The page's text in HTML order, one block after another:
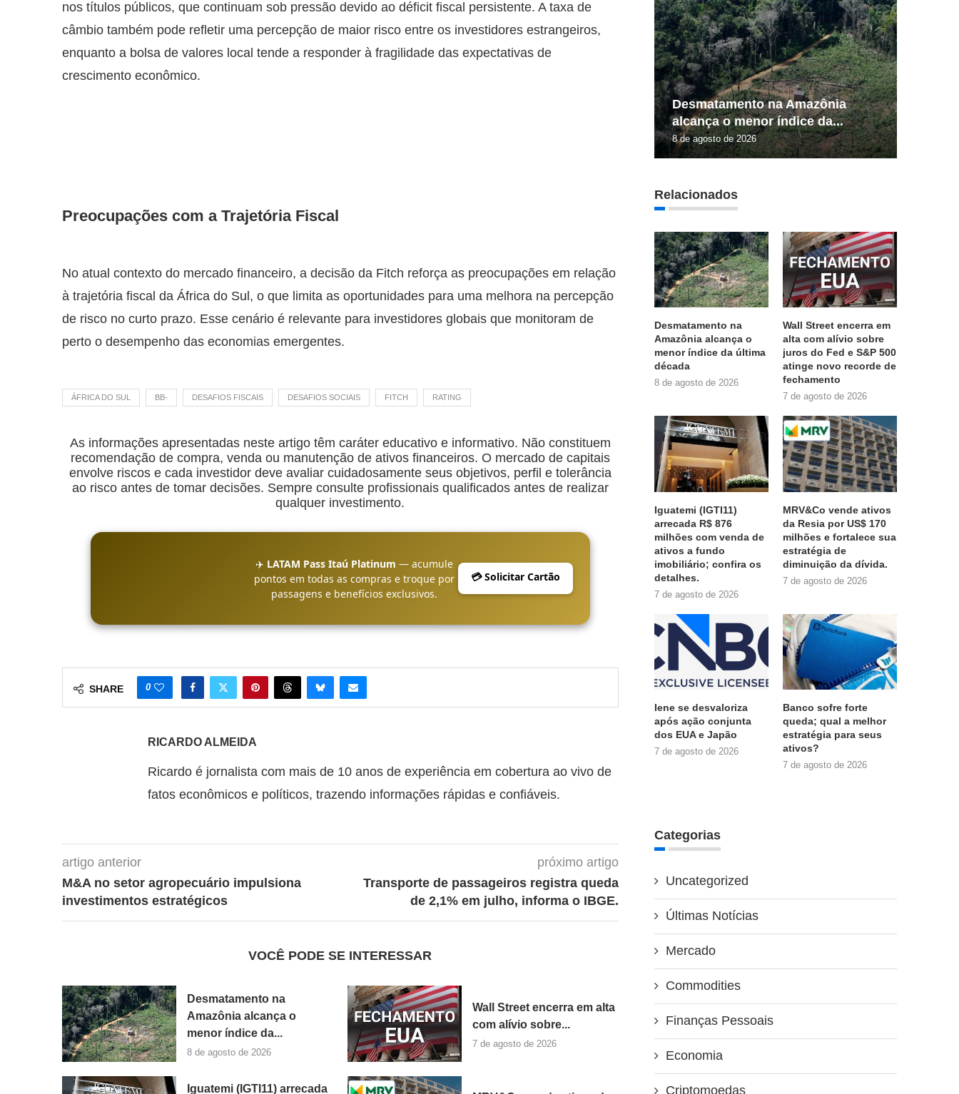
nos títulos públicos, que continuam sob pressão devido ao déficit fiscal persistente. A taxa de
câmbio também pode refletir uma percepção de maior risco entre os investidores estrangeiros,
enquanto a bolsa de valores local tende a responder à fragilidade das expectativas de
crescimento econômico.
Preocupações com a Trajetória Fiscal
No atual contexto do mercado financeiro, a decisão da Fitch reforça as preocupações em relação
à trajetória fiscal da África do Sul, o que limita as oportunidades para uma melhora na percepção
de risco no curto prazo. Esse cenário é relevante para investidores globais que monitoram de
perto o desempenho das economias emergentes.
ÁFRICA DO SUL BB- DESAFIOS FISCAIS DESAFIOS SOCIAIS FITCH RATING
As informações apresentadas neste artigo têm caráter educativo e informativo. Não constituem
recomendação de compra, venda ou manutenção de ativos financeiros. O mercado de capitais
envolve riscos e cada investidor deve avaliar cuidadosamente seus objetivos, perfil e tolerância
ao risco antes de tomar decisões. Sempre consulte profissionais qualificados antes de realizar
qualquer investimento.
✈️ LATAM Pass Itaú Platinum — acumule
pontos em todas as compras e troque por
passagens e benefícios exclusivos.
💳 Solicitar Cartão
SHARE 0
RICARDO ALMEIDA
Ricardo é jornalista com mais de 10 anos de experiência em cobertura ao vivo de
fatos econômicos e políticos, trazendo informações rápidas e confiáveis.
artigo anterior
M&A no setor agropecuário impulsiona
investimentos estratégicos
próximo artigo
Transporte de passageiros registra queda
de 2,1% em julho, informa o IBGE.
VOCÊ PODE SE INTERESSAR
Desmatamento na
Amazônia alcança o
menor índice da...
8 de agosto de 2026
Wall Street encerra em alta
com alívio sobre...
7 de agosto de 2026
Iguatemi (IGTI11) arrecada
Desmatamento na Amazônia
alcança o menor índice da...
8 de agosto de 2026
Relacionados
Desmatamento na
Amazônia alcança o
menor índice da última
década
8 de agosto de 2026
Wall Street encerra em
alta com alívio sobre
juros do Fed e S&P 500
atinge novo recorde de
fechamento
7 de agosto de 2026
Iguatemi (IGTI11)
arrecada R$ 876
milhões com venda de
ativos a fundo
imobiliário; confira os
detalhes.
7 de agosto de 2026
MRV&Co vende ativos
da Resia por US$ 170
milhões e fortalece sua
estratégia de
diminuição da dívida.
7 de agosto de 2026
Iene se desvaloriza
após ação conjunta
dos EUA e Japão
7 de agosto de 2026
Banco sofre forte
queda; qual a melhor
estratégia para seus
ativos?
7 de agosto de 2026
Categorias
Uncategorized
Últimas Notícias
Mercado
Commodities
Finanças Pessoais
Economia
Criptomoedas